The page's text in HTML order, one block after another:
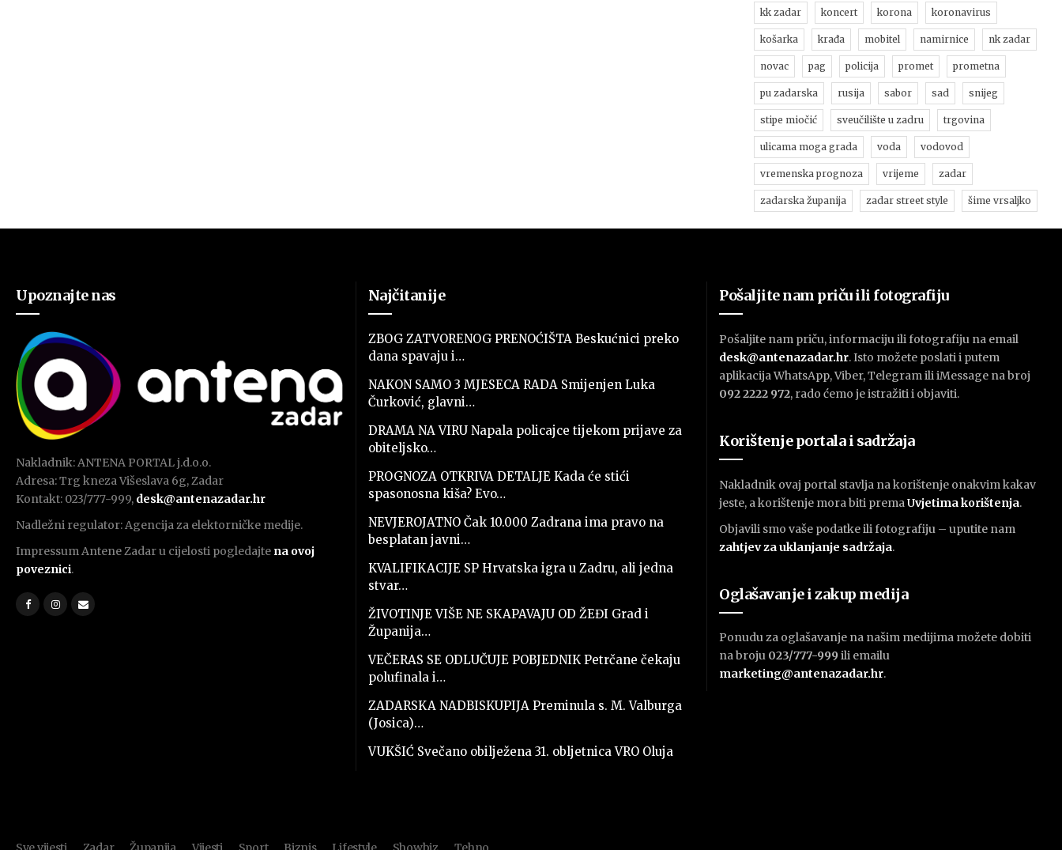
kk zadar koncert korona koronavirus
košarka krađa mobitel namirnice nk zadar
novac pag policija promet prometna
pu zadarska rusija sabor sad snijeg
stipe miočić sveučilište u zadru trgovina
ulicama moga grada voda vodovod
vremenska prognoza vrijeme zadar
zadarska županija zadar street style šime vrsaljko
Upoznajte nas
Nakladnik: ANTENA PORTAL j.d.o.o.
Adresa: Trg kneza Višeslava 6g, Zadar
Kontakt: 023/777-999, desk@antenazadar.hr
Nadležni regulator: Agencija za elektorničke medije.
Impressum Antene Zadar u cijelosti pogledajte na ovoj
poveznici.
Najčitanije
ZBOG ZATVORENOG PRENOĆIŠTA Beskućnici preko
dana spavaju i…
NAKON SAMO 3 MJESECA RADA Smijenjen Luka
Čurković, glavni…
DRAMA NA VIRU Napala policajce tijekom prijave za
obiteljsko…
PROGNOZA OTKRIVA DETALJE Kada će stići
spasonosna kiša? Evo…
NEVJEROJATNO Čak 10.000 Zadrana ima pravo na
besplatan javni…
KVALIFIKACIJE SP Hrvatska igra u Zadru, ali jedna
stvar…
ŽIVOTINJE VIŠE NE SKAPAVAJU OD ŽEĐI Grad i
Županija…
VEČERAS SE ODLUČUJE POBJEDNIK Petrčane čekaju
polufinala i…
ZADARSKA NADBISKUPIJA Preminula s. M. Valburga
(Josica)…
VUKŠIĆ Svečano obilježena 31. obljetnica VRO Oluja
Pošaljite nam priču ili fotografiju
Pošaljite nam priču, informaciju ili fotografiju na email
desk@antenazadar.hr. Isto možete poslati i putem
aplikacija WhatsApp, Viber, Telegram ili iMessage na broj
092 2222 972, rado ćemo je istražiti i objaviti.
Korištenje portala i sadržaja
Nakladnik ovaj portal stavlja na korištenje onakvim kakav
jeste, a korištenje mora biti premaUvjetima korištenja.
Objavili smo vaše podatke ili fotografiju – uputite nam
zahtjev za uklanjanje sadržaja.
Oglašavanje i zakup medija
Ponudu za oglašavanje na našim medijima možete dobiti
na broju 023/777-999 ili emailu
marketing@antenazadar.hr.